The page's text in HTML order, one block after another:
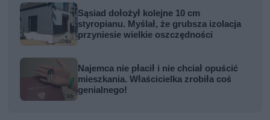
Sąsiad dołożył kolejne 10 cm
styropianu. Myślał, że grubsza izolacja
przyniesie wielkie oszczędności
Najemca nie płacił i nie chciał opuścić
mieszkania. Właścicielka zrobiła coś
genialnego!